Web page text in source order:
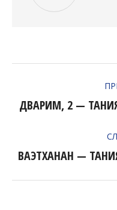
ПО
ДВАРИМ, 2 —
ВАЭТХАНАН —